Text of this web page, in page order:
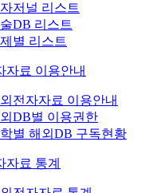
저널 리스트
DB 리스트
별 리스트
자료 이용안내
전자자료 이용안내
DB별 이용권한
별 해외DB 구독현황
자료 통계